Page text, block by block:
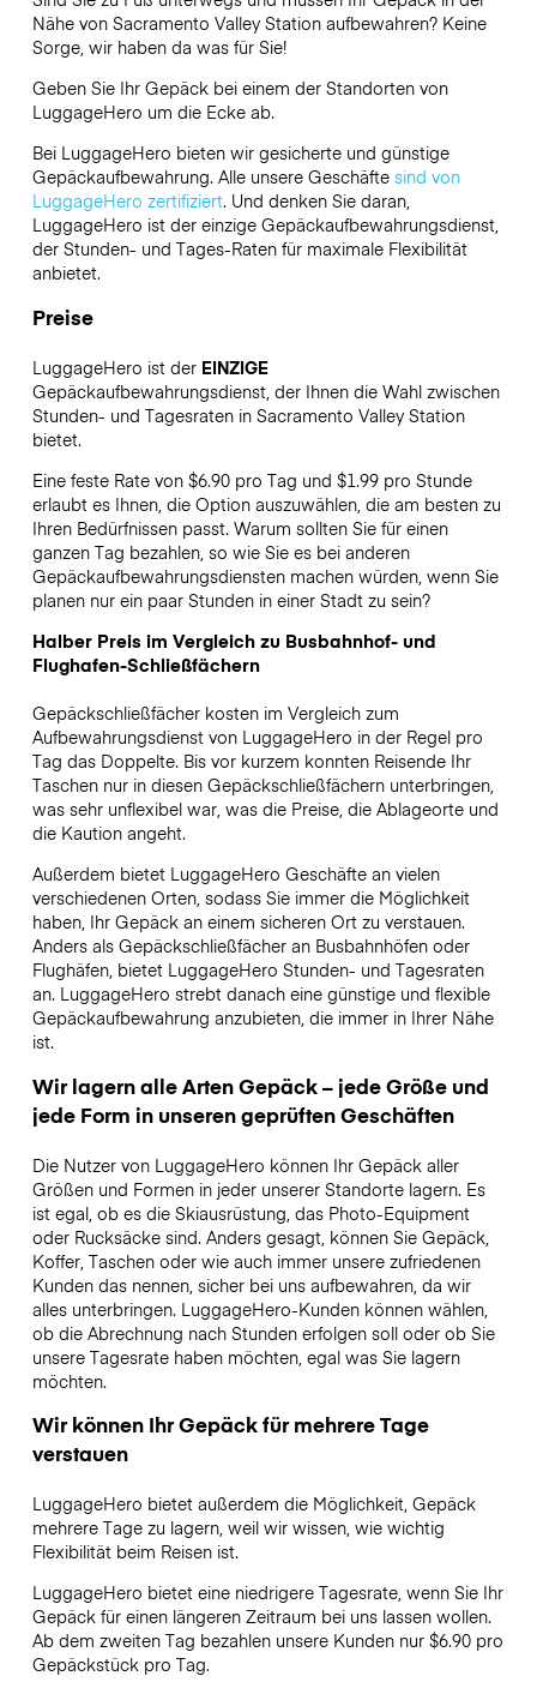
Nähe von Sacramento Valley Station aufbewahren? Keine
Sorge, wir haben da was für Sie!
Geben Sie Ihr Gepäck bei einem der Standorten von
LuggageHero um die Ecke ab.
Bei LuggageHero bieten wir gesicherte und günstige
Gepäckaufbewahrung. Alle unsere Geschäfte sind von
LuggageHero zertifiziert. Und denken Sie daran,
LuggageHero ist der einzige Gepäckaufbewahrungsdienst,
der Stunden- und Tages-Raten für maximale Flexibilität
anbietet.
Preise
LuggageHero ist der EINZIGE
Gepäckaufbewahrungsdienst, der Ihnen die Wahl zwischen
Stunden- und Tagesraten in Sacramento Valley Station
bietet.
Eine feste Rate von $6.90 pro Tag und $1.99 pro Stunde
erlaubt es Ihnen, die Option auszuwählen, die am besten zu
Ihren Bedürfnissen passt. Warum sollten Sie für einen
ganzen Tag bezahlen, so wie Sie es bei anderen
Gepäckaufbewahrungsdiensten machen würden, wenn Sie
planen nur ein paar Stunden in einer Stadt zu sein?
Halber Preis im Vergleich zu Busbahnhof- und
Flughafen-Schließfächern
Gepäckschließfächer kosten im Vergleich zum
Aufbewahrungsdienst von LuggageHero in der Regel pro
Tag das Doppelte. Bis vor kurzem konnten Reisende Ihr
Taschen nur in diesen Gepäckschließfächern unterbringen,
was sehr unflexibel war, was die Preise, die Ablageorte und
die Kaution angeht.
Außerdem bietet LuggageHero Geschäfte an vielen
verschiedenen Orten, sodass Sie immer die Möglichkeit
haben, Ihr Gepäck an einem sicheren Ort zu verstauen.
Anders als Gepäckschließfächer an Busbahnhöfen oder
Flughäfen, bietet LuggageHero Stunden- und Tagesraten
an. LuggageHero strebt danach eine günstige und flexible
Gepäckaufbewahrung anzubieten, die immer in Ihrer Nähe
ist.
Wir lagern alle Arten Gepäck – jede Größe und
jede Form in unseren geprüften Geschäften
Die Nutzer von LuggageHero können Ihr Gepäck aller
Größen und Formen in jeder unserer Standorte lagern. Es
ist egal, ob es die Skiausrüstung, das Photo-Equipment
oder Rucksäcke sind. Anders gesagt, können Sie Gepäck,
Koffer, Taschen oder wie auch immer unsere zufriedenen
Kunden das nennen, sicher bei uns aufbewahren, da wir
alles unterbringen. LuggageHero-Kunden können wählen,
ob die Abrechnung nach Stunden erfolgen soll oder ob Sie
unsere Tagesrate haben möchten, egal was Sie lagern
möchten.
Wir können Ihr Gepäck für mehrere Tage
verstauen
LuggageHero bietet außerdem die Möglichkeit, Gepäck
mehrere Tage zu lagern, weil wir wissen, wie wichtig
Flexibilität beim Reisen ist.
LuggageHero bietet eine niedrigere Tagesrate, wenn Sie Ihr
Gepäck für einen längeren Zeitraum bei uns lassen wollen.
Ab dem zweiten Tag bezahlen unsere Kunden nur $6.90 pro
Gepäckstück pro Tag.